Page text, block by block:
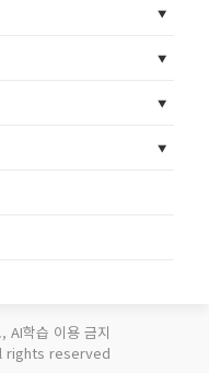
AI학습 이용 금지
rights reserved